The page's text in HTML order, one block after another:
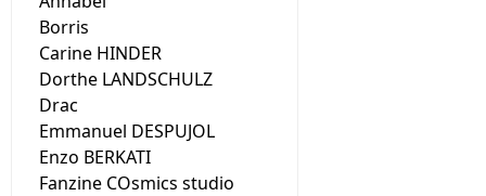
Borris
Carine HINDER
Dorthe LANDSCHULZ
Drac
Emmanuel DESPUJOL
Enzo BERKATI
Fanzine COsmics studio